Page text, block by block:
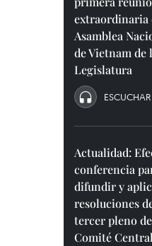
extraordinaria
Asamblea
de Vietnam de
Legislatura
ESCUCHAR
Actualidad:
conferencia
difundir y
resoluciones
tercer pleno
Comité